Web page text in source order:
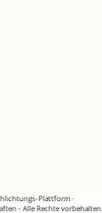
Plattform·
- Alle Rechte vorbehalten.